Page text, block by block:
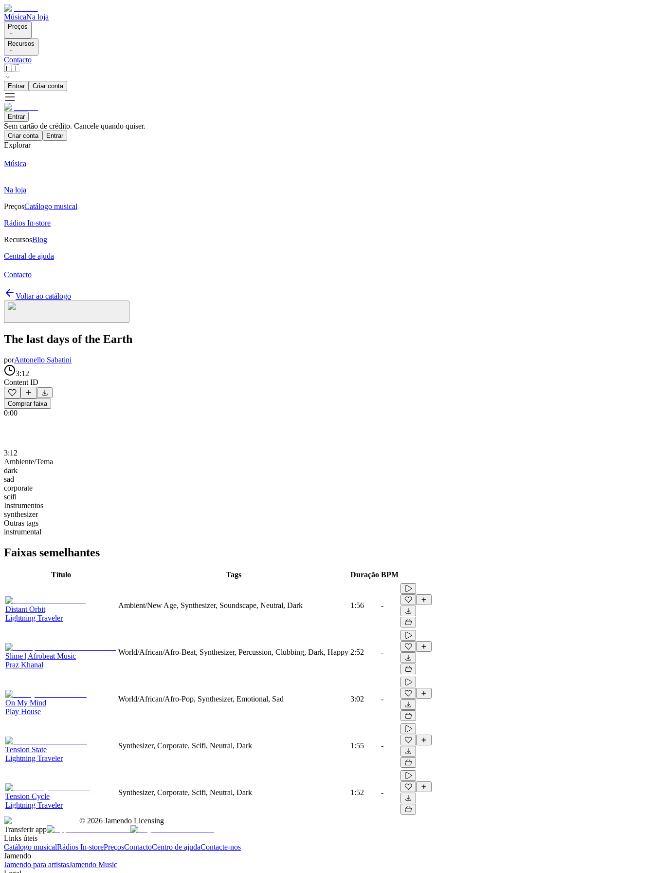
MúsicaNa loja
Preços
Recursos
Contacto
🇵🇹
Entrar Criar conta
Entrar
Sem cartão de crédito. Cancele quando quiser.
Criar conta Entrar
Explorar
Música
Na loja
PreçosCatálogo musical
Rádios In-store
RecursosBlog
Central de ajuda
Contacto
Voltar ao catálogo
The last days of the Earth
porAntonello Sabatini
3:12
Content ID
Comprar faixa
0:00
3:12
Ambiente/Tema
dark
sad
corporate
scifi
Instrumentos
synthesizer
Outras tags
instrumental
Faixas semelhantes
Título Tags Duração BPM
Distant Orbit
Lightning Traveler
Ambient/New Age, Synthesizer, Soundscape, Neutral, Dark 1:56 -
Slime | Afrobeat Music
Praz Khanal
World/African/Afro-Beat, Synthesizer, Percussion, Clubbing, Dark, Happy 2:52 -
On My Mind
Play House
World/African/Afro-Pop, Synthesizer, Emotional, Sad 3:02 -
Tension State
Lightning Traveler
Synthesizer, Corporate, Scifi, Neutral, Dark 1:55 -
Tension Cycle
Lightning Traveler
Synthesizer, Corporate, Scifi, Neutral, Dark 1:52 -
© 2026 Jamendo Licensing
Transferir app
Links úteis
Catálogo musicalRádios In-storePreçosContactoCentro de ajudaContacte-nos
Jamendo
Jamendo para artistasJamendo Music